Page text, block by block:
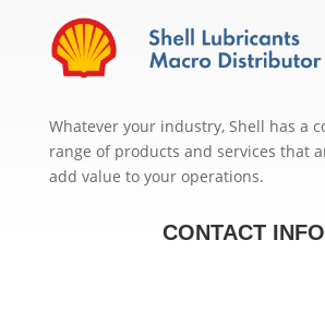
Whatever your industry, Shell has a
range of products and services that
add value to your operations.
CONTACT INFO